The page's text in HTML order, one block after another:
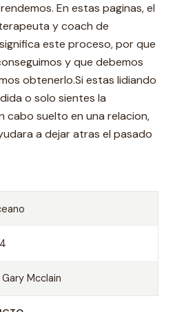
En estas paginas, el
y coach de
este proceso, por que
y que debemos
obtenerlo.Si estas lidiando
o solo sientes la
cabo suelto en una relacion,
a dejar atras el pasado
Gary Mcclain